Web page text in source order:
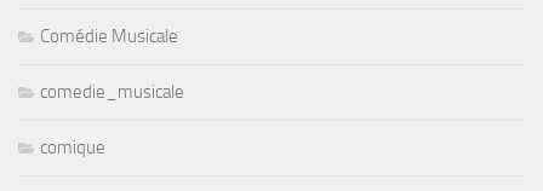
Comédie Musicale
comedie_musicale
comique